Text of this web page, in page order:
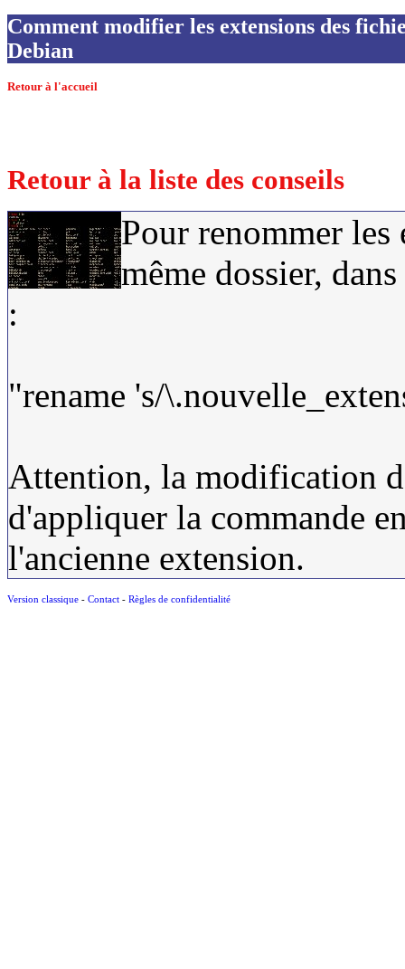
Comment modifier les extensions des
Debian
Retour à l'accueil
Retour à la liste des conseils
Pour renommer
même dossier,
:
"rename 's/
Attention, la modification
d'appliquer la commande
l'ancienne extension.
Version classique - Contact - Règles de confidentialité